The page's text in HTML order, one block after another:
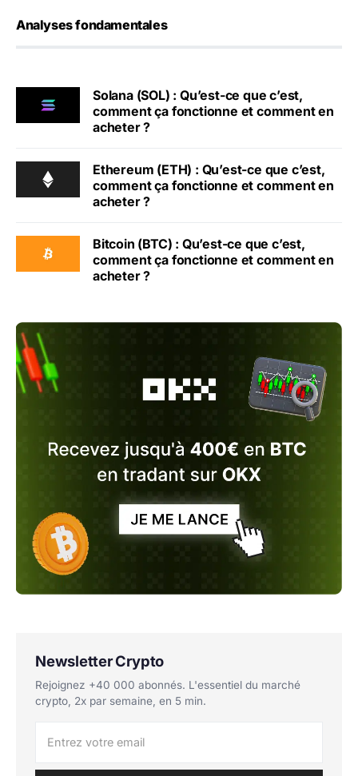
Analyses fondamentales
Solana (SOL) : Qu’est-ce que c’est,
comment ça fonctionne et comment en
acheter ?
Ethereum (ETH) : Qu’est-ce que c’est,
comment ça fonctionne et comment en
acheter ?
Bitcoin (BTC) : Qu’est-ce que c’est,
comment ça fonctionne et comment en
acheter ?
Newsletter Crypto
Rejoignez +40 000 abonnés. L'essentiel du marché
crypto, 2x par semaine, en 5 min.